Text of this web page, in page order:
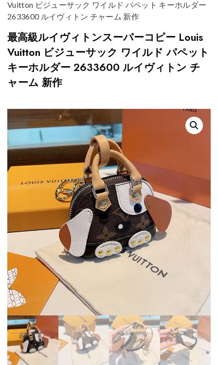
Vuitton ビジューサック ワイルド パペット キーホルダー
2633600 ルイヴィトン チャーム 新作
最高級ルイヴィトンスーパーコピー Louis
Vuitton ビジューサック ワイルド パペット
キーホルダー 2633600 ルイヴィトン チ
ャーム 新作